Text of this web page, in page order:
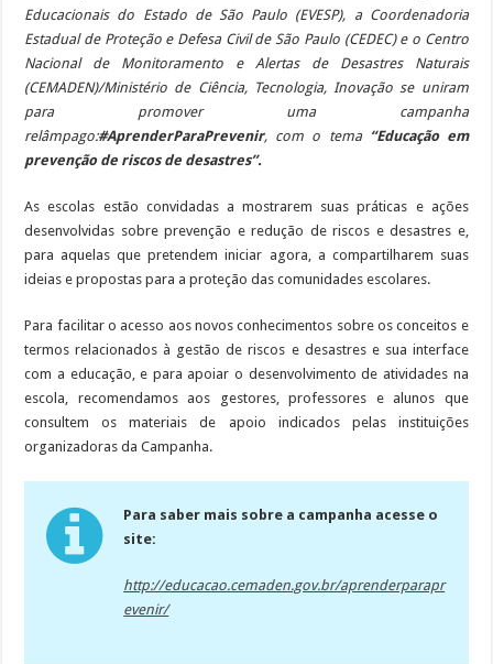
Educacionais do Estado de São Paulo (EVESP), a Coordenadoria
Estadual de Proteção e Defesa Civil de São Paulo (CEDEC) e o Centro
Nacional de Monitoramento e Alertas de Desastres Naturais
(CEMADEN)/Ministério de Ciência, Tecnologia, Inovação se uniram
para promover uma campanha
relâmpago:#AprenderParaPrevenir, com o tema “Educação em
prevenção de riscos de desastres”.
As escolas estão convidadas a mostrarem suas práticas e ações
desenvolvidas sobre prevenção e redução de riscos e desastres e,
para aquelas que pretendem iniciar agora, a compartilharem suas
ideias e propostas para a proteção das comunidades escolares.
Para facilitar o acesso aos novos conhecimentos sobre os conceitos e
termos relacionados à gestão de riscos e desastres e sua interface
com a educação, e para apoiar o desenvolvimento de atividades na
escola, recomendamos aos gestores, professores e alunos que
consultem os materiais de apoio indicados pelas instituições
organizadoras da Campanha.
Para saber mais sobre a campanha acesse o
site:
http://educacao.cemaden.gov.br/aprenderparapr
evenir/